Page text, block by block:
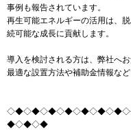
事例も報告されています。
再生可能エネルギーの活用は、
続可能な成長に貢献します。
導入を検討される方は、弊社へ
最適な設置方法や補助金情報な
◆◇◆◇◆